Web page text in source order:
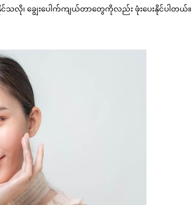
လို၊ ချွေးပေါက်ကျယ်တာတွေကိုလည်း ဖုံးပေးနိုင်ပါတယ်။